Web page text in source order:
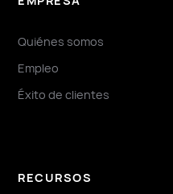
Quiénes somos
Empleo
Éxito de clientes
RECURSOS